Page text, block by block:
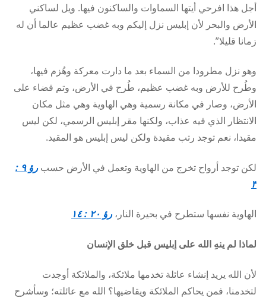
أجل هذا افرحي أيتها السماوات والساكنون فيها. ويل لساكني
الأرض والبحر لأن إبليس نزل إليكم وبه غضب عظيم عالما أن له
زمانا قليلا”.
وهو نزل مطرودا من السماء بعد ما دارت معركة وهُزم فيها،
وطُرح للأرض وبه غضب عظيم، طُرح في الأرض، وتم قضاء على
الأرض، وصار في مكانة رسمية وهي الهاوية وهي مثل مكان
الانتظار الذي فيه عذاب، ولكنها مقر إبليس الرسمي، لكن ليس
مقيدا، نعم توجد رتب مقيدة ولكن ليس إبليس هو المقيد.
لكن توجد أرواح تخرج من الهاوية وتعمل في الأرض حسب
رؤ ٩ :
٣
الهاوية نفسها ستطرح في بحيرة النار،رؤ ٢٠ : ١٤
لماذا لم ينهِ الله على إبليس قبل خلق الإنسان
لأن الله يريد إنشاء عائلة تخدمها ملائكة، والملائكة أوجدت
لتخدمنا، فمن يحاكم الملائكة ويقاضيها؟ الله مع عائلته؛ وسأشرح